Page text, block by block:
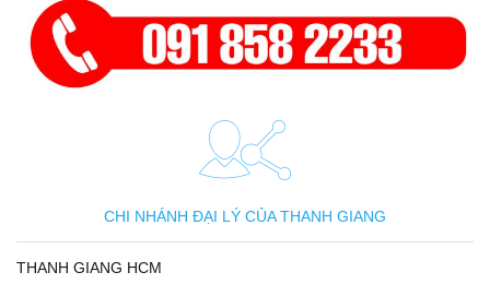
CHI NHÁNH ĐẠI LÝ CỦA THANH GIANG
THANH GIANG HCM